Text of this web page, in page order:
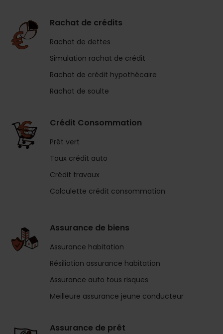
Rachat de crédits
Rachat de dettes
Simulation rachat de crédit
Rachat de crédit hypothécaire
Rachat de soulte
Crédit Consommation
Prêt vert
Taux crédit auto
Crédit travaux
Calculette crédit consommation
Assurance de biens
Assurance habitation
Résiliation assurance habitation
Assurance auto tous risques
Meilleure assurance jeune conducteur
Assurance de prêt